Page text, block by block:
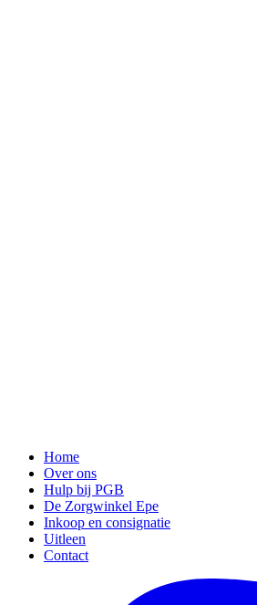
Home
Over ons
Hulp bij PGB
De Zorgwinkel Epe
Inkoop en consignatie
Uitleen
Contact